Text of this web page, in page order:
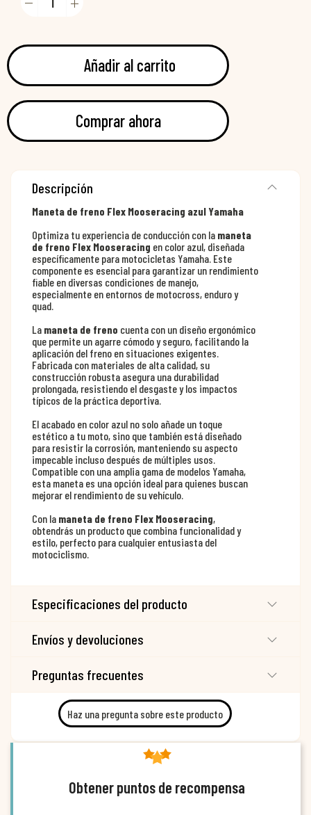
Añadir al carrito
Comprar ahora
Descripción
Maneta de freno Flex Mooseracing azul Yamaha
Optimiza tu experiencia de conducción con la maneta
de freno Flex Mooseracing en color azul, diseñada
específicamente para motocicletas Yamaha. Este
componente es esencial para garantizar un rendimiento
fiable en diversas condiciones de manejo,
especialmente en entornos de motocross, enduro y
quad.
La maneta de freno cuenta con un diseño ergonómico
que permite un agarre cómodo y seguro, facilitando la
aplicación del freno en situaciones exigentes.
Fabricada con materiales de alta calidad, su
construcción robusta asegura una durabilidad
prolongada, resistiendo el desgaste y los impactos
típicos de la práctica deportiva.
El acabado en color azul no solo añade un toque
estético a tu moto, sino que también está diseñado
para resistir la corrosión, manteniendo su aspecto
impecable incluso después de múltiples usos.
Compatible con una amplia gama de modelos Yamaha,
esta maneta es una opción ideal para quienes buscan
mejorar el rendimiento de su vehículo.
Con la maneta de freno Flex Mooseracing,
obtendrás un producto que combina funcionalidad y
estilo, perfecto para cualquier entusiasta del
motociclismo.
Especificaciones del producto
Envíos y devoluciones
Preguntas frecuentes
Haz una pregunta sobre este producto
Obtener puntos de recompensa